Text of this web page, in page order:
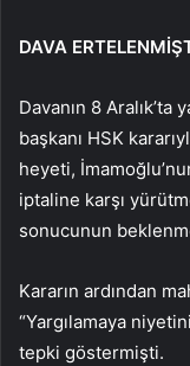
DAVA
Davanın 8 Aralık’ta
başkanı HSK
heyeti,
iptaline karşı
sonucunun
Kararın ardından
“Yargılamaya
tepki göstermişti.